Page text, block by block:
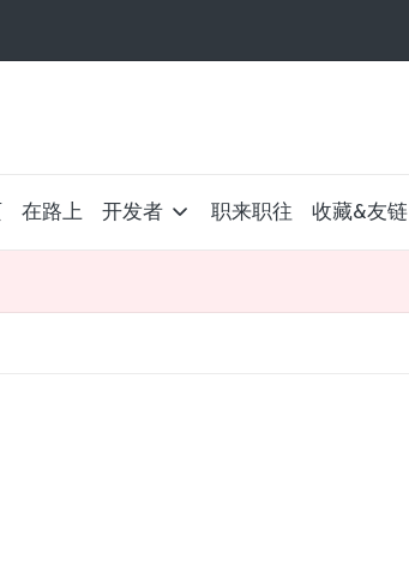
在路上 开发者 职来职往 收藏&友链